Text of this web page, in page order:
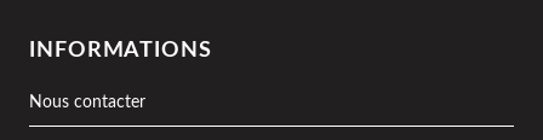
INFORMATIONS
Nous contacter